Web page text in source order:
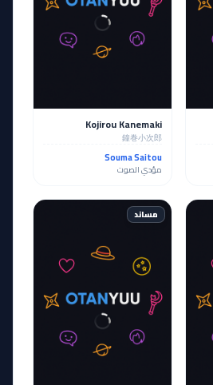
Kojirou Kanemaki
鐘巻小次郎
Souma Saitou
مؤدي الصوت
مساند